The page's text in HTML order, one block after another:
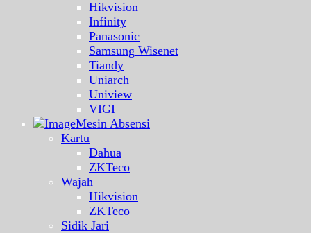
Hikvision
Infinity
Panasonic
Samsung Wisenet
Tiandy
Uniarch
Uniview
VIGI
Mesin Absensi
Kartu
Dahua
ZKTeco
Wajah
Hikvision
ZKTeco
Sidik Jari